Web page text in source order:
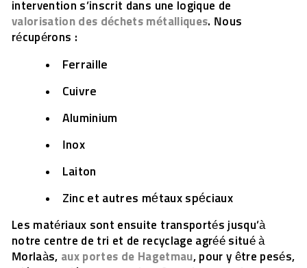
intervention s’inscrit dans une logique de
valorisation des déchets métalliques. Nous
récupérons :
Ferraille
Cuivre
Aluminium
Inox
Laiton
Zinc et autres métaux spéciaux
Les matériaux sont ensuite transportés jusqu’à
notre centre de tri et de recyclage agréé situé à
Morlaàs, aux portes de Hagetmau, pour y être pesés,